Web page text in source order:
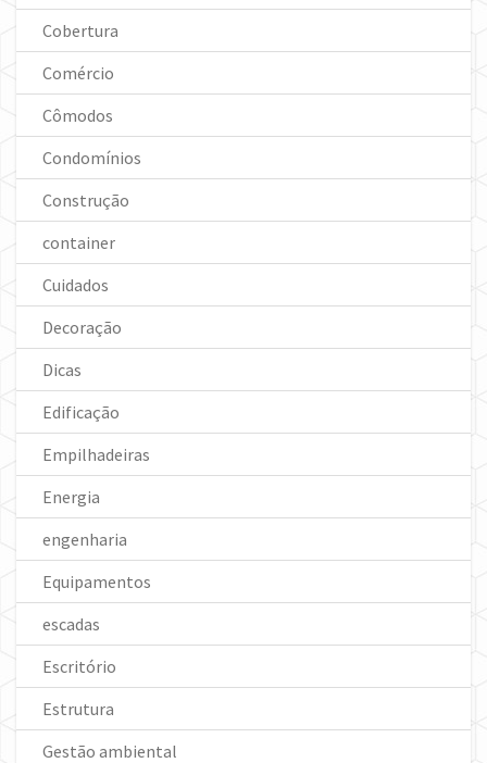
Cobertura
Comércio
Cômodos
Condomínios
Construção
container
Cuidados
Decoração
Dicas
Edificação
Empilhadeiras
Energia
engenharia
Equipamentos
escadas
Escritório
Estrutura
Gestão ambiental